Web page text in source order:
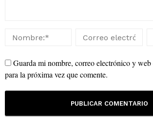
Guarda mi nombre, correo electrónico y web
para la próxima vez que comente.